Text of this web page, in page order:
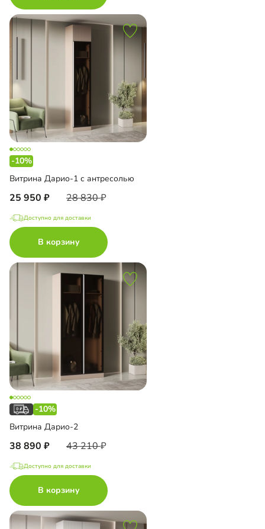
-10%
Витрина Дарио-1 с антресолью
25 950 28 830
Доступно для доставки
В корзину
-10%
Витрина Дарио-2
38 890 43 210
Доступно для доставки
В корзину